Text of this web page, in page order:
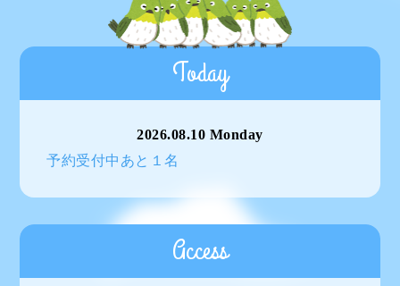
Today
2026.08.10 Monday
予約受付中あと１名
Access